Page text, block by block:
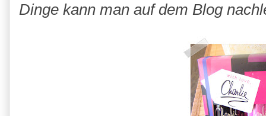
Dinge kann man auf dem Blog